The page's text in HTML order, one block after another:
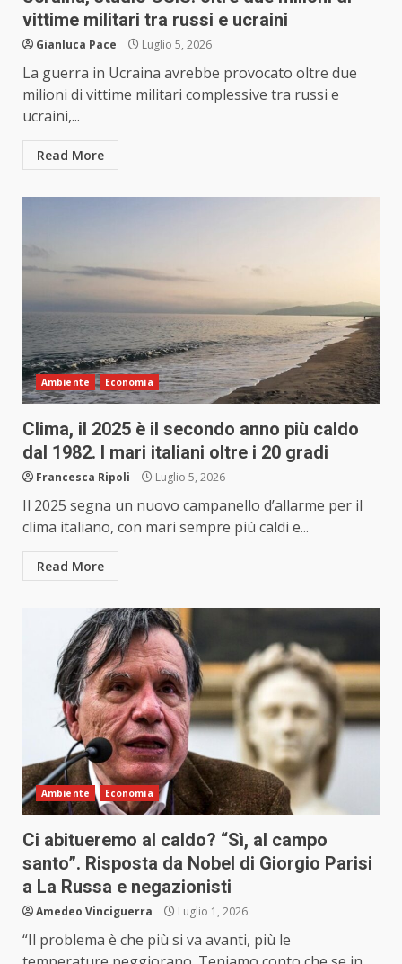
vittime militari tra russi e ucraini
Gianluca Pace Luglio 5, 2026
La guerra in Ucraina avrebbe provocato oltre due
milioni di vittime militari complessive tra russi e
ucraini,...
Read More
Ambiente Economia
Clima, il 2025 è il secondo anno più caldo
dal 1982. I mari italiani oltre i 20 gradi
Francesca Ripoli Luglio 5, 2026
Il 2025 segna un nuovo campanello d’allarme per il
clima italiano, con mari sempre più caldi e...
Read More
Ambiente Economia
Ci abitueremo al caldo? “Sì, al campo
santo”. Risposta da Nobel di Giorgio Parisi
a La Russa e negazionisti
Amedeo Vinciguerra Luglio 1, 2026
“Il problema è che più si va avanti, più le